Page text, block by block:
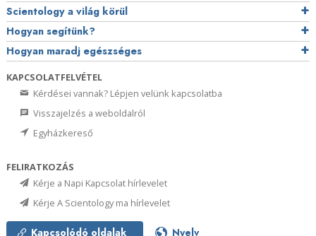
Scientology a világ körül
Hogyan segítünk?
Hogyan maradj egészséges
KAPCSOLATFELVÉTEL
Kérdései vannak? Lépjen velünk kapcsolatba
Visszajelzés a weboldalról
Egyházkereső
FELIRATKOZÁS
Kérje a Napi Kapcsolat hírlevelet
Kérje A Scientology ma hírlevelet
Kapcsolódó oldalak Nyelv